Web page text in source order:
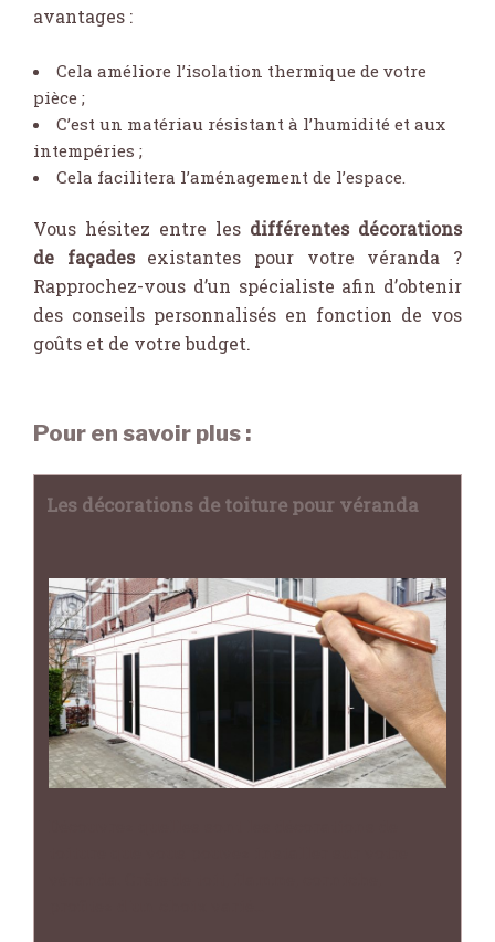
avantages :
Cela améliore l’isolation thermique de votre
pièce ;
C’est un matériau résistant à l’humidité et aux
intempéries ;
Cela facilitera l’aménagement de l’espace.
Vous hésitez entre les différentes décorations
de façadesexistantes pour votre véranda ?
Rapprochez-vous d’un spécialiste afin d’obtenir
des conseils personnalisés en fonction de vos
goûts et de votre budget.
Pour en savoir plus :
Les décorations de toiture pour véranda